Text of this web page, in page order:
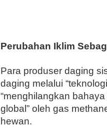
Perubahan Iklim
Para produser daging
daging melalui
“menghilangkan
global” oleh gas
hewan.